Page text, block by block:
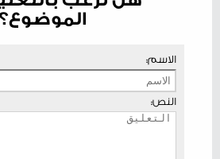
الموضوع؟
الاسم:
النص: